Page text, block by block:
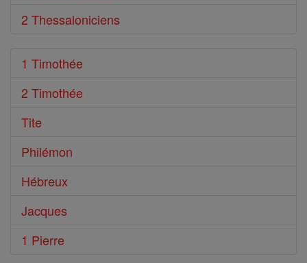
2 Thessaloniciens
1 Timothée
2 Timothée
Tite
Philémon
Hébreux
Jacques
1 Pierre